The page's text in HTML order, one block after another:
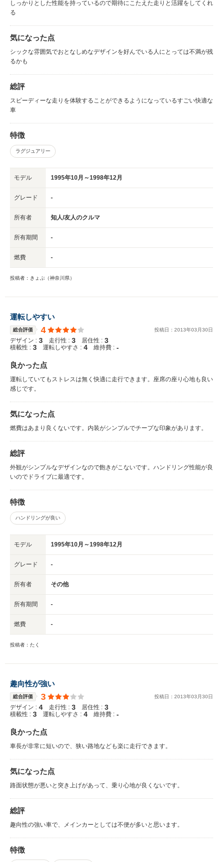
しっかりとした性能を持っているので期待にこたえた走りと活躍をしてくれ
る
気になった点
シックな雰囲気でおとなしめなデザインを好んでいる人にとっては不満が残
るかも
総評
スピーディーな走りを体験することができるようになっているすごい快適な
車
特徴
ラグジュアリー
モデル 1995年10月～1998年12月
グレード -
所有者 知人/友人のクルマ
所有期間 -
燃費 -
投稿者：きょぷ（神奈川県）
運転しやすい
総合評価 4 投稿日： 2013年03 月30日
デザイン : 3 走行性 : 3 居住性 : 3
積載性 : 3 運転しやすさ : 4 維持費 : -
良かった点
運転していてもストレスは無く快適に走行できます。座席の座り心地も良い
感じです。
気になった点
燃費はあまり良くないです。内装がシンプルでチープな印象があります。
総評
外観がシンプルなデザインなので飽きがこないです。ハンドリング性能が良
いのでドライブに最適です。
特徴
ハンドリングが良い
モデル 1995年10月～1998年12月
グレード -
所有者 その他
所有期間 -
燃費 -
投稿者：たく
趣向性が強い
総合評価 3 投稿日： 2013年03 月30日
デザイン : 4 走行性 : 3 居住性 : 3
積載性 : 3 運転しやすさ : 4 維持費 : -
良かった点
車長が非常に短いので、狭い路地なども楽に走行できます。
気になった点
路面状態が悪いと突き上げがあって、乗り心地が良くないです。
総評
趣向性の強い車で、メインカーとしては不便が多いと思います。
特徴